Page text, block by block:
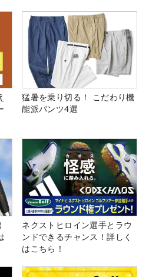
猛暑を乗り切る！ こだわり機
能派パンツ4選
ネクストヒロイン選手とラウ
ンドできるチャンス！詳しく
はこちら！